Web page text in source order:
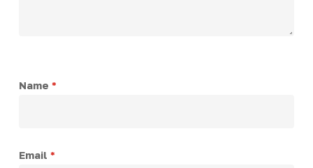
Name *
Email *